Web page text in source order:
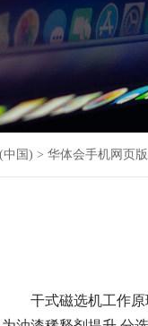
中国) > 华体会手机网页版
干式磁选机工作原